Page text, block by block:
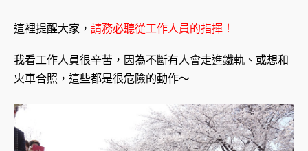
這裡提醒大家， 請務必聽從工作人員的指揮！
我看工作人員很辛苦，因為不斷有人會走進鐵軌、或想和
火車合照，這些都是很危險的動作～